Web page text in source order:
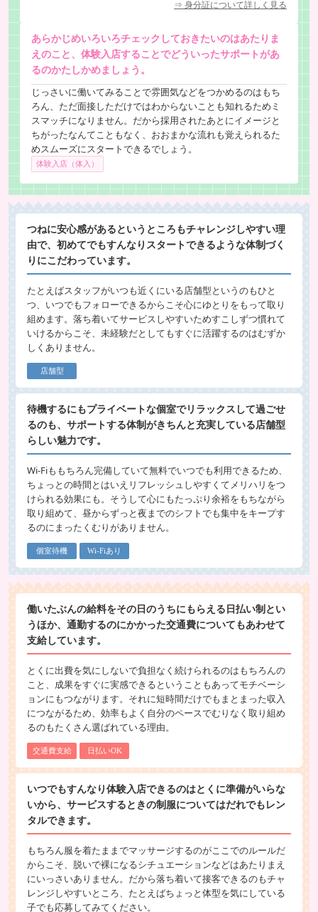
⇒ 身分証について詳しく見る
あらかじめいろいろチェックしておきたいのはあたりま
えのこと、体験入店することでどういったサポートがあ
るのかたしかめましょう。
じっさいに働いてみることで雰囲気などをつかめるのはもち
ろん、ただ面接しただけではわからないことも知れるためミ
スマッチになりません。だから採用されたあとにイメージと
ちがったなんてこともなく、おおまかな流れも覚えられるた
めスムーズにスタートできるでしょう。
体験入店（体入）
つねに安心感があるというところもチャレンジしやすい理
由で、初めてでもすんなりスタートできるような体制づく
りにこだわっています。
たとえばスタッフがいつも近くにいる店舗型というのもひと
つ、いつでもフォローできるからこそ心にゆとりをもって取り
組めます。落ち着いてサービスしやすいためすこしずつ慣れて
いけるからこそ、未経験だとしてもすぐに活躍するのはむずか
しくありません。
店舗型
待機するにもプライベートな個室でリラックスして過ごせ
るのも、サポートする体制がきちんと充実している店舗型
らしい魅力です。
Wi-Fiももちろん完備していて無料でいつでも利用できるため、
ちょっとの時間とはいえリフレッシュしやすくてメリハリをつ
けられる効果にも。そうして心にもたっぷり余裕をもちながら
取り組めて、昼からずっと夜までのシフトでも集中をキープす
るのにまったくむりがありません。
個室待機 Wi-Fiあり
働いたぶんの給料をその日のうちにもらえる日払い制とい
うほか、通勤するのにかかった交通費についてもあわせて
支給しています。
とくに出費を気にしないで負担なく続けられるのはもちろんの
こと、成果をすぐに実感できるということもあってモチベーシ
ョンにもつながります。それに短時間だけでもまとまった収入
につながるため、効率もよく自分のペースでむりなく取り組め
るのもたくさん選ばれている理由。
交通費支給 日払いOK
いつでもすんなり体験入店できるのはとくに準備がいらな
いから、サービスするときの制服についてはだれでもレン
タルできます。
もちろん服を着たままでマッサージするのがここでのルールだ
からこそ、脱いで裸になるシチュエーションなどはあたりまえ
にいっさいありません。だから落ち着いて接客できるのもチャ
レンジしやすいところ、たとえばちょっと体型を気にしている
子でも応募してみてください。